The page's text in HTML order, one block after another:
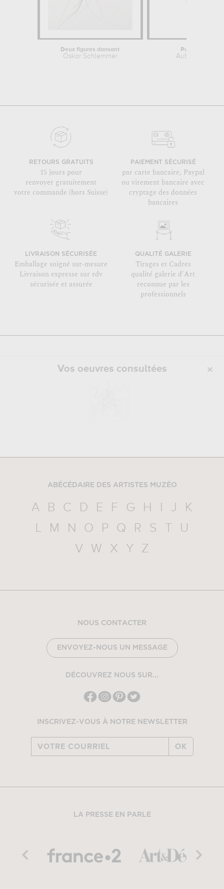
Deux figures dansant
Oskar Schlemmer
Puck on
Aubrey
RETOURS GRATUITS
15 jours pour
renvoyer gratuitement
votre commande (hors Suisse)
PAIEMENT SÉCURISÉ
par carte bancaire, Paypal
ou virement bancaire avec
cryptage des données
bancaires
LIVRAISON SÉCURISÉE
Emballage soigné sur-mesure
Livraison expresse sur rdv
sécurisée et assurée
QUALITÉ GALERIE
Tirages et Cadres
qualité galerie d'Art
reconnue par les
professionnels
Vos oeuvres consultées
ABÉCÉDAIRE DES ARTISTES MUZÉO
A B C D E F G H I J
K
L
M N O P Q R S T
U
V
W X Y Z
NOUS CONTACTER
ENVOYEZ-NOUS UN MESSAGE
DÉCOUVREZ NOUS SUR...
INSCRIVEZ-VOUS À NOTRE NEWSLETTER
OK
LA PRESSE EN PARLE